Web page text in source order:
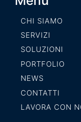
CHI SIAMO
SERVIZI
SOLUZIONI
PORTFOLIO
NEWS
CONTATTI
LAVORA CON